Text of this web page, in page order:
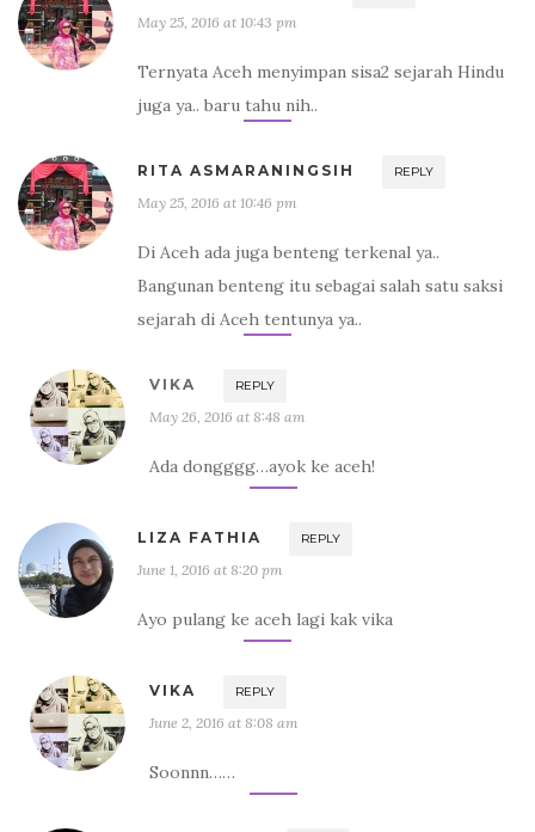
May 25, 2016 at 10:43 pm
Ternyata Aceh menyimpan sisa2 sejarah Hindu
juga ya.. baru tahu nih..
RITA ASMARANINGSIH REPLY
May 25, 2016 at 10:46 pm
Di Aceh ada juga benteng terkenal ya..
Bangunan benteng itu sebagai salah satu saksi
sejarah di Aceh tentunya ya..
VIKA REPLY
May 26, 2016 at 8:48 am
Ada dongggg…ayok ke aceh!
LIZA FATHIA REPLY
June 1, 2016 at 8:20 pm
Ayo pulang ke aceh lagi kak vika
VIKA REPLY
June 2, 2016 at 8:08 am
Soonnn……